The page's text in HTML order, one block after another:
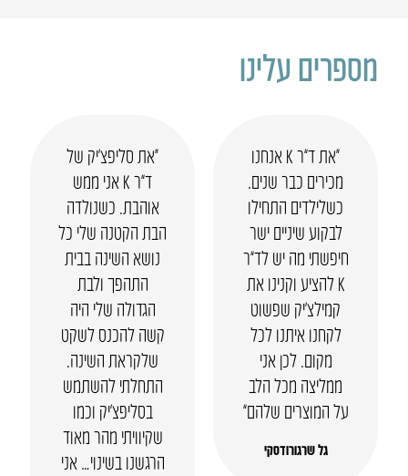
מספרים עלינו
“את ד”ר K אנחנו
מכירים כבר שנים.
כשלילדים התחילו
לבקוע שיניים ישר
חיפשתי מה יש לד”ר
K להציע וקנינו את
קמילצ’יק שפשוט
לקחנו איתנו לכל
מקום. לכן אני
ממליצה מכל הלב
על המוצרים שלהם”
גל שרגורודסקי
“את סליפצ’יק של
ד”ר K אני ממש
אוהבת. כשנולדה
הבת הקטנה שלי כל
נושא השינה בבית
התהפך ולבת
הגדולה שלי היה
קשה להכנס לשקט
שלקראת השינה.
התחלתי להשתמש
בסליפצ’יק וכמו
שקיוויתי מהר מאוד
הרגשנו בשינוי… אני